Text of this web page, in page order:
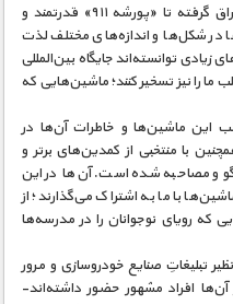
از «استون مارتین» زیبا و براق گرفته تا «پورشه ۹۱۱» قدرتمند و
در شکل‌ها و اندازه‌های مختلف لذت
توانسته‌اند جایگاه بین‌المللی
ما را نیز تسخیر کنند؛ ماشین‌هایی که
این ماشین‌ها و خاطرات آن‌ها در
با منتخبی از کمدین‌های برتر و
و مصاحبه شده است. آن‌ها در این
با ما به اشتراک می‌گذارند؛ از
که رویای نوجوانان را در مدرسه‌ها
تبلیغاتِ صنایع خودروسازی و مرور
آن‌ها افراد مشهور حضور داشته‌اند-